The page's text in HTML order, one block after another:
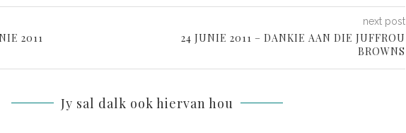
2011
next post
24 JUNIE 2011 – DANKIE AAN DIE JUFFROU
BROWNS
Jy sal dalk ook hiervan hou